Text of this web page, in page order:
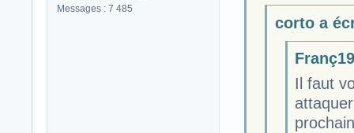
Messages : 7 485
corto a
Il faut